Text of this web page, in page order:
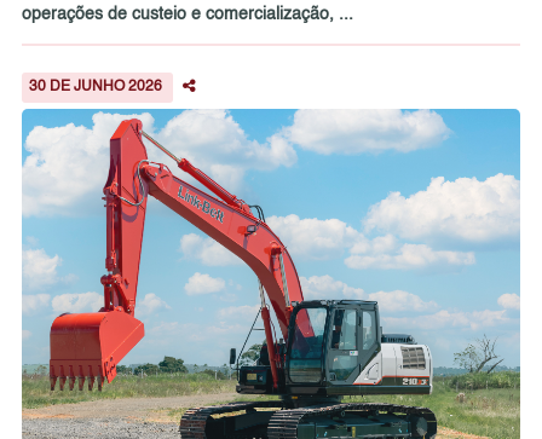
operações de custeio e comercialização, ...
30 DE JUNHO 2026